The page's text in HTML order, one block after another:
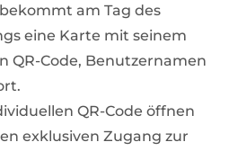
am Tag des
eine Karte mit seinem
QR-Code, Benutzernamen
QR-Code öffnen
exklusiven Zugang zur